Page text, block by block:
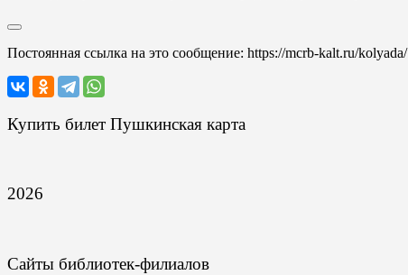
Постоянная ссылка на это сообщение: https://mcrb-kalt.ru/kolyada/
Купить билет Пушкинская карта
2026
Сайты библиотек-филиалов